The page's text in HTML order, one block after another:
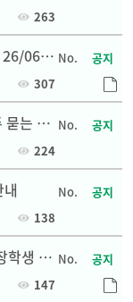
263
공지
26/06/1
307
공지
묻는 질
224
공지
138
공지
학생 신
147